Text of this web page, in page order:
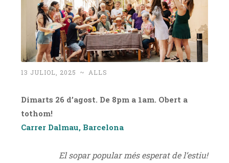
13 JULIOL, 2025 ~ ALLS
Dimarts 26 d’agost. De 8pm a 1am. Obert a
tothom!
Carrer Dalmau, Barcelona
El sopar popular més esperat de l’estiu!